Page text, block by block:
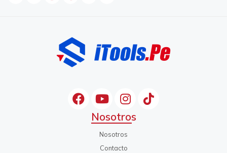
Nosotros
Nosotros
Contacto